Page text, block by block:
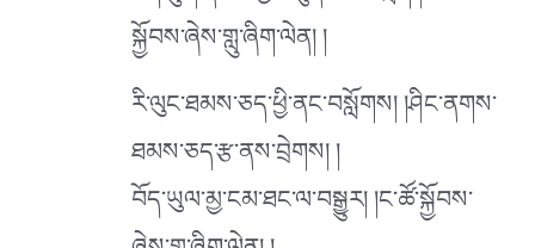
སྐྱོབས་ཞེས་གླུ་ཞིག་ལེན། །
རི་ལུང་ཐམས་ཅད་ཕྱི་ནང་བསློགས། །ཤིང་ནགས་
ཐམས་ཅད་རྩ་ནས་བྲེགས། །
བོད་ཡུལ་མྱ་ངམ་ཐང་ལ་བསྒྱུར། །ང་ཚོ་སྐྱོབས་